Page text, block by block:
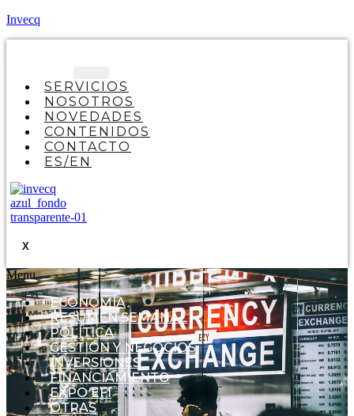
Invecq
SERVICIOS
NOSOTROS
NOVEDADES
CONTENIDOS
CONTACTO
ES/EN
X
Menu
ECONOMÍA
RESUMEN SEMANAL
POLÍTICA
GESTIÓN Y NEGOCIOS
INVERSIONES
FINANCIAMIENTO
EXPO EFI
OTRAS